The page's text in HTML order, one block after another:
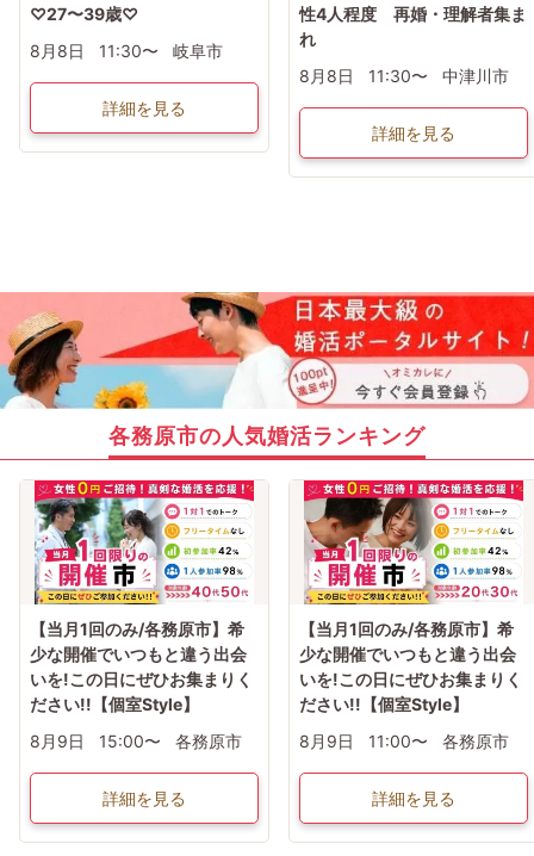
♡27〜39歳♡
8月8日
11:30〜 岐阜市
詳細を見る
性4人程度 再婚・理解者集ま
れ
8月8日
11:30〜 中津川市
詳細を見る
各務原市の人気婚活ランキング
【当月1回のみ/各務原市】希
少な開催でいつもと違う出会
いを!この日にぜひお集まりく
ださい!!【個室Style】
8月9日
15:00〜 各務原市
詳細を見る
【当月1回のみ/各務原市】希
少な開催でいつもと違う出会
いを!この日にぜひお集まりく
ださい!!【個室Style】
8月9日
11:00〜 各務原市
詳細を見る